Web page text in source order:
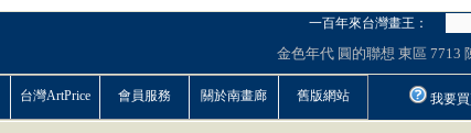
一百年來台灣畫王：
金色年代 圓的聯想 東區 7713
台灣ArtPrice 會員服務 關於南畫廊 舊版網站 我要